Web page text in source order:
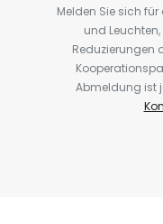
Melden Sie sich
und
Reduzierungen
Abmeldung ist